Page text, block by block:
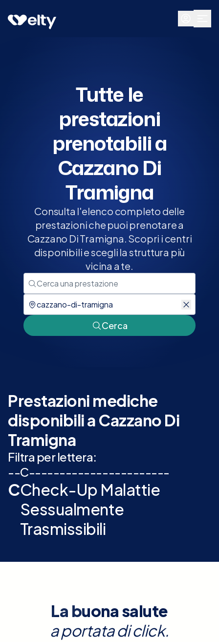
Prenota visita
Tutte le
prestazioni
prenotabili a
Cazzano Di
Tramigna
Consulta l'elenco completo delle
prestazioni che puoi prenotare a
Cazzano Di Tramigna. Scopri i centri
disponibili e scegli la struttura più
vicina a te.
Cerca
Prestazioni mediche
disponibili a Cazzano Di
Tramigna
Filtra per lettera:
--C-----------------------
CCheck-Up Malattie
Sessualmente
Trasmissibili
La buona salute
a portata di click.